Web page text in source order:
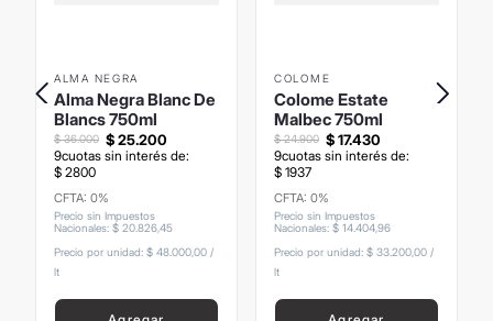
ALMA NEGRA
Alma Negra Blanc De
Blancs 750ml
$25.200
$ 36.000
9cuotas sin interés de:
$ 2800
CFTA: 0%
Precio sin Impuestos
Nacionales: $ 2082645
Precio por unidad: $ 48.000,00 /
lt
COLOME
Colome Estate
Malbec 750ml
$17.430
$ 24.900
9cuotas sin interés de:
$ 1937
CFTA: 0%
Precio sin Impuestos
Nacionales: $ 1440496
Precio por unidad: $ 33.200,00 /
lt